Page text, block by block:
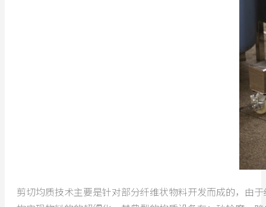
剪切均质技术主要是针对部分纤维状物料开发而成的，由